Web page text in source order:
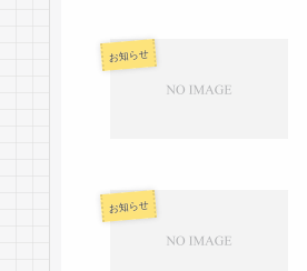
お知らせ
お知らせ